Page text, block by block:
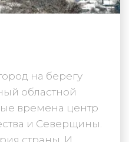
на берегу
областной
времена центр
и Северщины.